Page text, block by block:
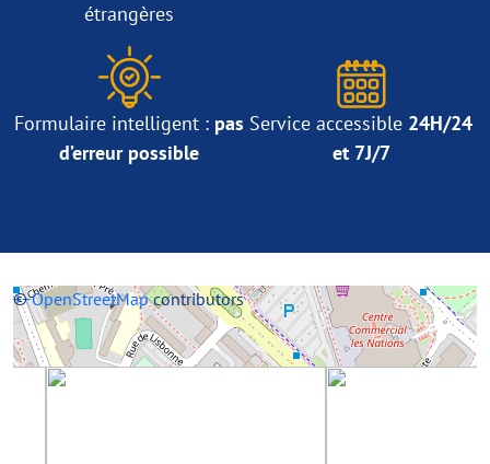
étrangères
Formulaire intelligent : pas
d’erreur possible
Service accessible 24H/24
et 7J/7
+−
©OpenStreetMapcontributors